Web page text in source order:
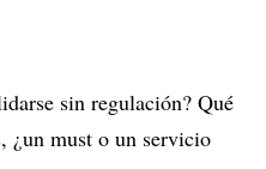
sin regulación? Qué
¿un must o un servicio